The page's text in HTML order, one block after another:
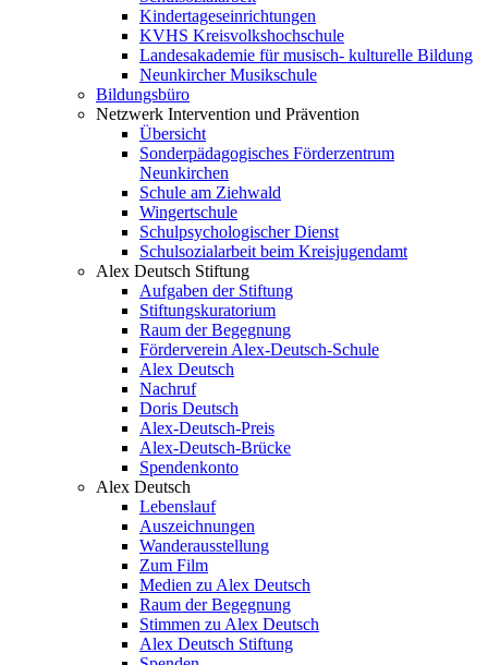
Kindertageseinrichtungen
KVHS Kreisvolkshochschule
Landesakademie für musisch- kulturelle Bildung
Neunkircher Musikschule
Bildungsbüro
Netzwerk Intervention und Prävention
Übersicht
Sonderpädagogisches Förderzentrum
Neunkirchen
Schule am Ziehwald
Wingertschule
Schulpsychologischer Dienst
Schulsozialarbeit beim Kreisjugendamt
Alex Deutsch Stiftung
Aufgaben der Stiftung
Stiftungskuratorium
Raum der Begegnung
Förderverein Alex-Deutsch-Schule
Alex Deutsch
Nachruf
Doris Deutsch
Alex-Deutsch-Preis
Alex-Deutsch-Brücke
Spendenkonto
Alex Deutsch
Lebenslauf
Auszeichnungen
Wanderausstellung
Zum Film
Medien zu Alex Deutsch
Raum der Begegnung
Stimmen zu Alex Deutsch
Alex Deutsch Stiftung